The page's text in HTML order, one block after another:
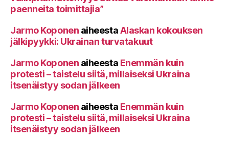
paenneita toimittajia”
Jarmo Koponen aiheestaAlaskan kokouksen
jälkipyykki: Ukrainan turvatakuut
Jarmo Koponen aiheesta Enemmän kuin
protesti – taistelu siitä, millaiseksi Ukraina
itsenäistyy sodan jälkeen
Jarmo Koponen aiheesta Enemmän kuin
protesti – taistelu siitä, millaiseksi Ukraina
itsenäistyy sodan jälkeen